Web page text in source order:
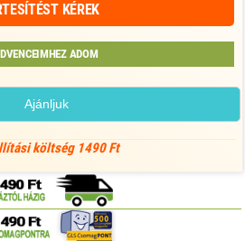
KÉREK
ADOM
Ajánljuk
költség 1490 Ft